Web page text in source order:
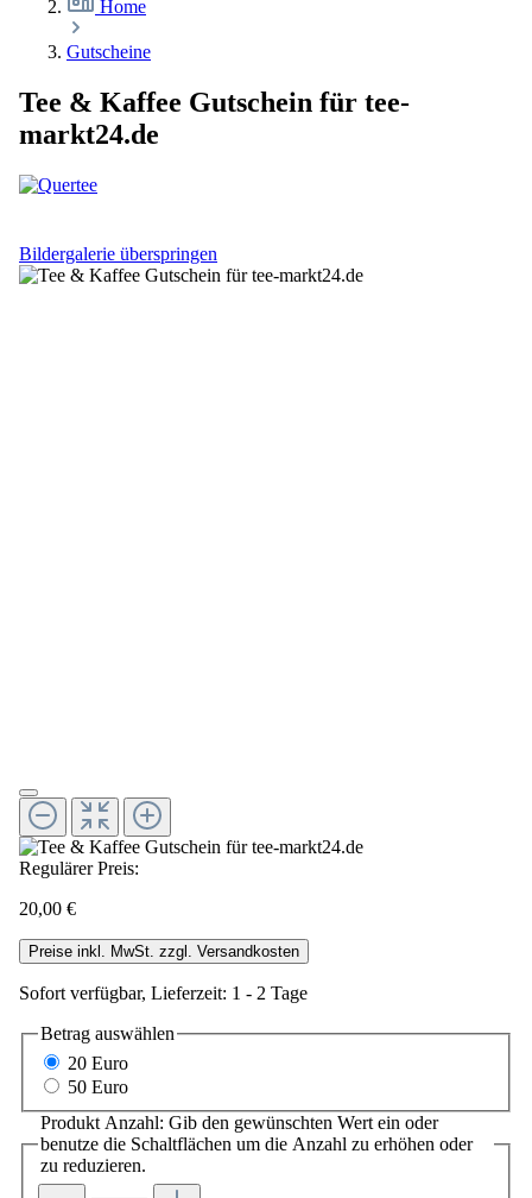
Home
Gutscheine
Tee & Kaffee Gutschein für tee-
markt24.de
Bildergalerie überspringen
Regulärer Preis:
20,00 €
Preise inkl. MwSt. zzgl. Versandkosten
Sofort verfügbar, Lieferzeit: 1 - 2 Tage
Betrag auswählen
20 Euro
50 Euro
Produkt Anzahl: Gib den gewünschten Wert ein oder
benutze die Schaltflächen um die Anzahl zu erhöhen oder
zu reduzieren.